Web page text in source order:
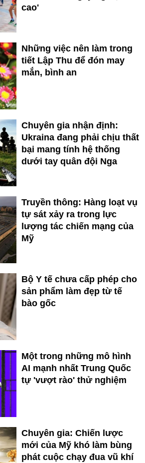
cao'
Những việc nên làm trong
tiết Lập Thu để đón may
mắn, bình an
Chuyên gia nhận định:
Ukraina đang phải chịu thất
bại mang tính hệ thống
dưới tay quân đội Nga
Truyền thông: Hàng loạt vụ
tự sát xảy ra trong lực
lượng tác chiến mạng của
Mỹ
Bộ Y tế chưa cấp phép cho
sản phẩm làm đẹp từ tế
bào gốc
Một trong những mô hình
AI mạnh nhất Trung Quốc
tự 'vượt rào' thử nghiệm
Chuyên gia: Chiến lược
mới của Mỹ khó làm bùng
phát cuộc chạy đua vũ khí